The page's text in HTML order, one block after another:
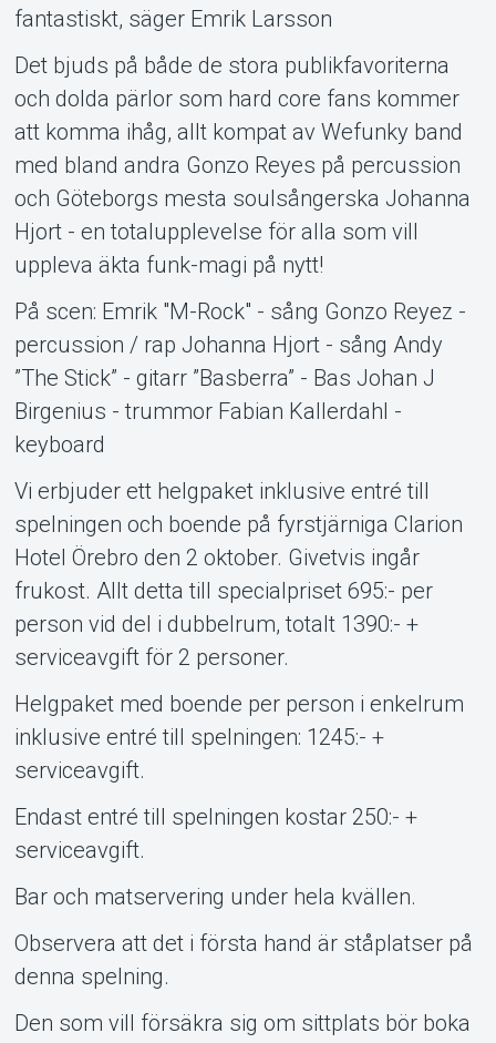
fantastiskt, säger Emrik Larsson
Det bjuds på både de stora publikfavoriterna
och dolda pärlor som hard core fans kommer
att komma ihåg, allt kompat av Wefunky band
med bland andra Gonzo Reyes på percussion
och Göteborgs mesta soulsångerska Johanna
Hjort - en totalupplevelse för alla som vill
uppleva äkta funk-magi på nytt!
På scen: Emrik "M-Rock" - sång Gonzo Reyez -
percussion / rap Johanna Hjort - sång Andy
”The Stick” - gitarr ”Basberra” - Bas Johan J
Birgenius - trummor Fabian Kallerdahl -
keyboard
Vi erbjuder ett helgpaket inklusive entré till
spelningen och boende på fyrstjärniga Clarion
Hotel Örebro den 2 oktober. Givetvis ingår
frukost. Allt detta till specialpriset 695:- per
person vid del i dubbelrum, totalt 1390:- +
serviceavgift för 2 personer.
Helgpaket med boende per person i enkelrum
inklusive entré till spelningen: 1245:- +
serviceavgift.
Endast entré till spelningen kostar 250:- +
serviceavgift.
Bar och matservering under hela kvällen.
Observera att det i första hand är ståplatser på
denna spelning.
Den som vill försäkra sig om sittplats bör boka